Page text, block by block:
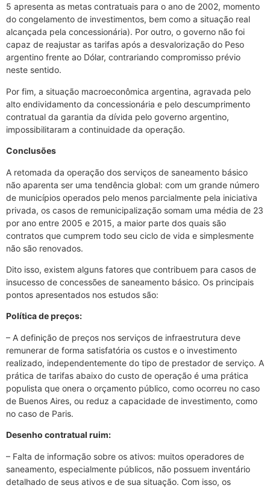
5 apresenta as metas contratuais para o ano de 2002, momento
do congelamento de investimentos, bem como a situação real
alcançada pela concessionária). Por outro, o governo não foi
capaz de reajustar as tarifas após a desvalorização do Peso
argentino frente ao Dólar, contrariando compromisso prévio
neste sentido.
Por fim, a situação macroeconômica argentina, agravada pelo
alto endividamento da concessionária e pelo descumprimento
contratual da garantia da dívida pelo governo argentino,
impossibilitaram a continuidade da operação.
Conclusões
A retomada da operação dos serviços de saneamento básico
não aparenta ser uma tendência global: com um grande número
de municípios operados pelo menos parcialmente pela iniciativa
privada, os casos de remunicipalização somam uma média de 23
por ano entre 2005 e 2015, a maior parte dos quais são
contratos que cumprem todo seu ciclo de vida e simplesmente
não são renovados.
Dito isso, existem alguns fatores que contribuem para casos de
insucesso de concessões de saneamento básico. Os principais
pontos apresentados nos estudos são:
Política de preços:
– A definição de preços nos serviços de infraestrutura deve
remunerar de forma satisfatória os custos e o investimento
realizado, independentemente do tipo de prestador de serviço. A
prática de tarifas abaixo do custo de operação é uma prática
populista que onera o orçamento público, como ocorreu no caso
de Buenos Aires, ou reduz a capacidade de investimento, como
no caso de Paris.
Desenho contratual ruim:
– Falta de informação sobre os ativos: muitos operadores de
saneamento, especialmente públicos, não possuem inventário
detalhado de seus ativos e de sua situação. Com isso, os